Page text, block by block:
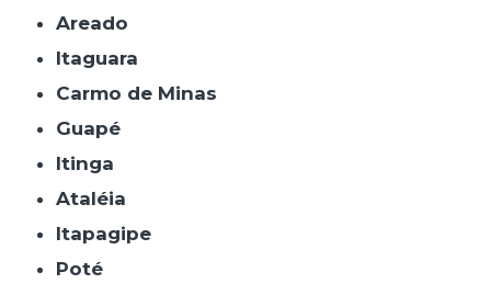
Areado
Itaguara
Carmo de Minas
Guapé
Itinga
Ataléia
Itapagipe
Poté